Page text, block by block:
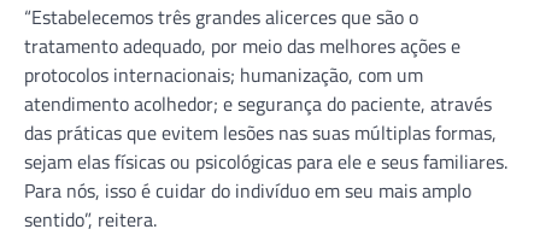
“Estabelecemos três grandes alicerces que são o
tratamento adequado, por meio das melhores ações e
protocolos internacionais; humanização, com um
atendimento acolhedor; e segurança do paciente, através
das práticas que evitem lesões nas suas múltiplas formas,
sejam elas físicas ou psicológicas para ele e seus familiares.
Para nós, isso é cuidar do indivíduo em seu mais amplo
sentido”, reitera.